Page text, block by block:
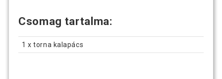
Csomag tartalma:
1 x torna kalapács